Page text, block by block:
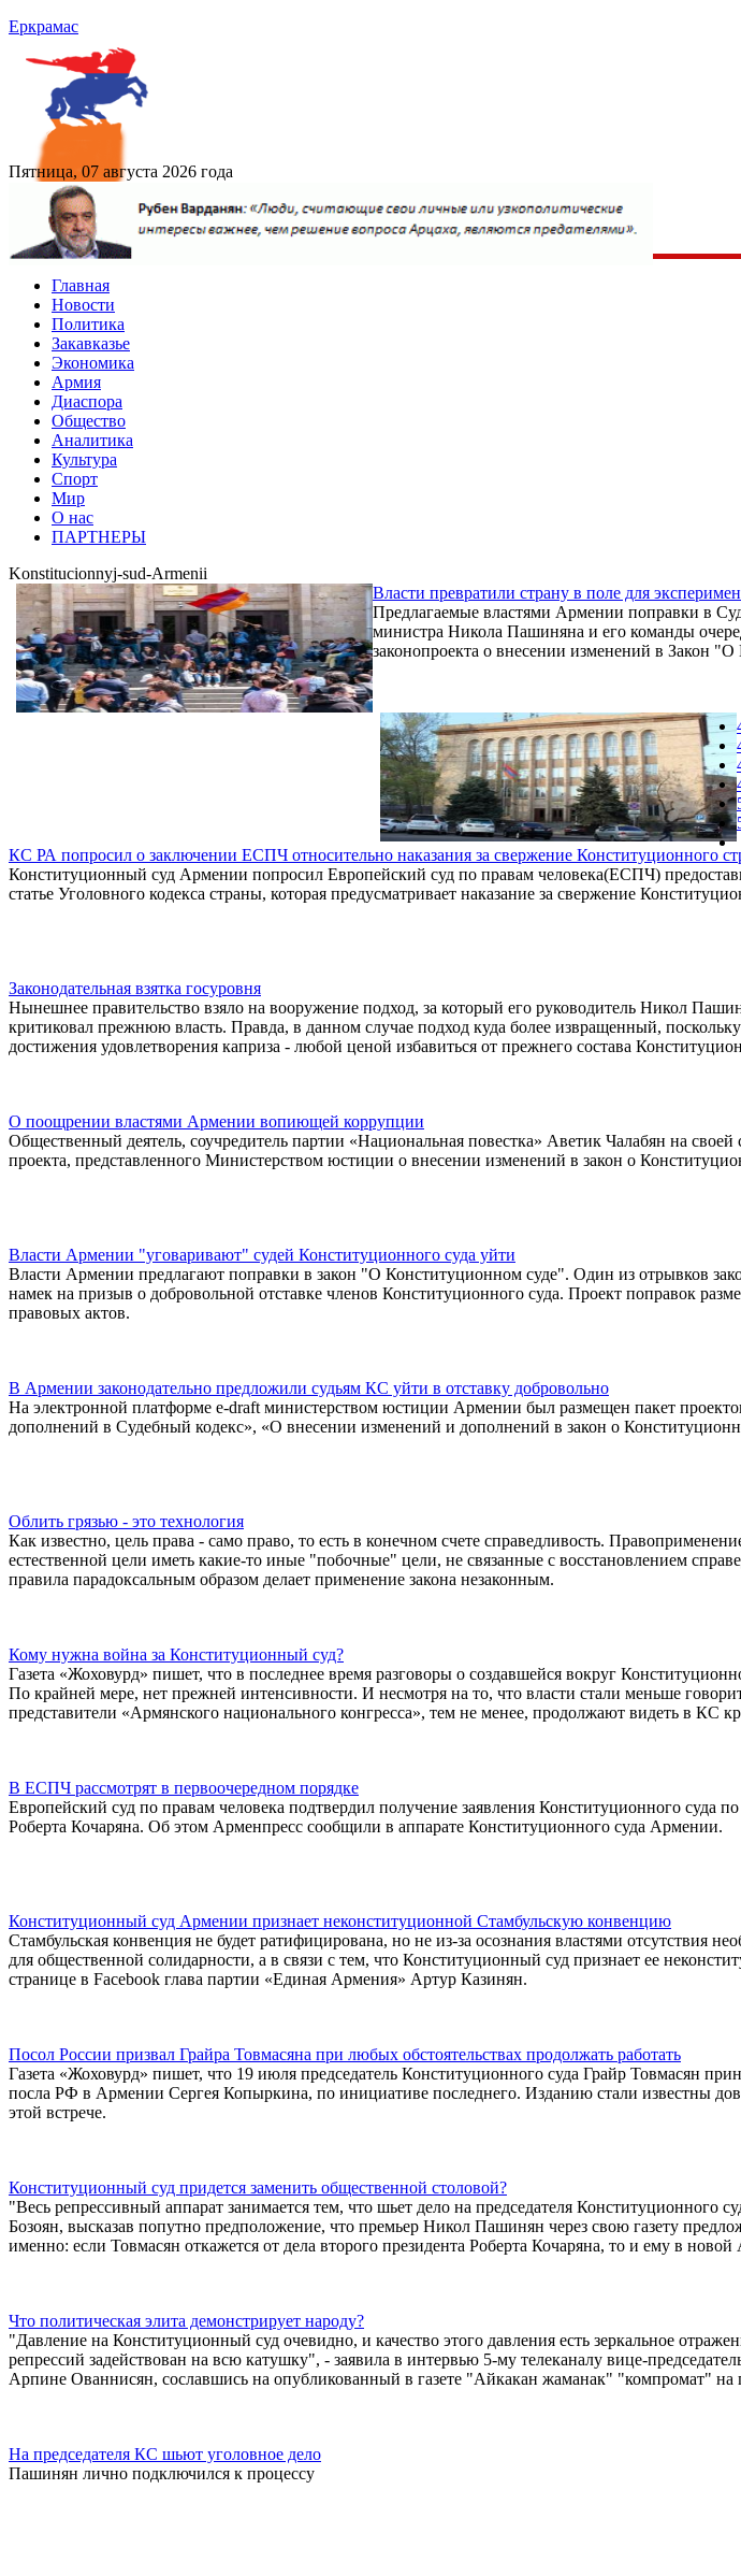
Еркрамас
Пятница, 07 августа 2026 года
Главная
Новости
Политика
Закавказье
Экономика
Армия
Диаспора
Общество
Аналитика
Культура
Спорт
Мир
О нас
ПАРТНЕРЫ
Konstitucionnyj-sud-Armenii
Власти превратили страну в поле для
Предлагаемые властями Армении поправки в
министра Никола Пашиняна и его команды
законопроекта о внесении изменений в Закон
КС РА попросил о заключении ЕСПЧ относительно наказания за свержение Конституционного
Конституционный суд Армении попросил Европейский суд по правам человека(ЕСПЧ)
статье Уголовного кодекса страны, которая предусматривает наказание за свержение
Законодательная взятка госуровня
Нынешнее правительство взяло на вооружение подход, за который его руководитель Никол
критиковал прежнюю власть. Правда, в данном случае подход куда более извращенный,
достижения удовлетворения каприза - любой ценой избавиться от прежнего состава
О поощрении властями Армении вопиющей коррупции
Общественный деятель, соучредитель партии «Национальная повестка» Аветик Чалабян на своей
проекта, представленного Министерством юстиции о внесении изменений в закон о
Власти Армении "уговаривают" судей Конституционного суда уйти
Власти Армении предлагают поправки в закон "О Конституционном суде". Один из отрывков
намек на призыв о добровольной отставке членов Конституционного суда. Проект поправок
правовых актов.
В Армении законодательно предложили судьям КС уйти в отставку добровольно
На электронной платформе е-draft министерством юстиции Армении был размещен пакет
дополнений в Судебный кодекс», «О внесении изменений и дополнений в закон о
Облить грязью - это технология
Как известно, цель права - само право, то есть в конечном счете справедливость.
естественной цели иметь какие-то иные "побочные" цели, не связанные с восстановлением
правила парадоксальным образом делает применение закона незаконным.
Кому нужна война за Конституционный суд?
Газета «Жоховурд» пишет, что в последнее время разговоры о создавшейся вокруг
По крайней мере, нет прежней интенсивности. И несмотря на то, что власти стали меньше
представители «Армянского национального конгресса», тем не менее, продолжают видеть в КС
В ЕСПЧ рассмотрят в первоочередном порядке
Европейский суд по правам человека подтвердил получение заявления Конституционного суда
Роберта Кочаряна. Об этом Арменпресс сообщили в аппарате Конституционного суда Армении.
Конституционный суд Армении признает неконституционной Стамбульскую конвенцию
Стамбульская конвенция не будет ратифицирована, но не из-за осознания властями отсутствия
для общественной солидарности, а в связи с тем, что Конституционный суд признает ее
странице в Facebook глава партии «Единая Армения» Артур Казинян.
Посол России призвал Грайра Товмасяна при любых обстоятельствах продолжать работать
Газета «Жоховурд» пишет, что 19 июля председатель Конституционного суда Грайр Товмасян
посла РФ в Армении Сергея Копыркина, по инициативе последнего. Изданию стали известны
этой встрече.
Конституционный суд придется заменить общественной столовой?
"Весь репрессивный аппарат занимается тем, что шьет дело на председателя Конституционного
Бозоян, высказав попутно предположение, что премьер Никол Пашинян через свою газету
именно: если Товмасян откажется от дела второго президента Роберта Кочаряна, то и ему в
Что политическая элита демонстрирует народу?
"Давление на Конституционный суд очевидно, и качество этого давления есть зеркальное
репрессий задействован на всю катушку", - заявила в интервью 5-му телеканалу вице-
Арпине Ованнисян, сославшись на опубликованный в газете "Айкакан жаманак" "компромат" на
На председателя КС шьют уголовное дело
Пашинян лично подключился к процессу